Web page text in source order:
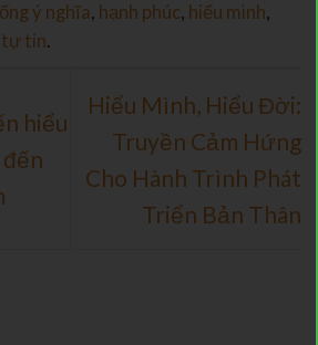
ý nghĩa, hạnh phúc, hiểu mình,
tự tin.
hiểu
Hiểu Mình, Hiểu Đời:
Truyền Cảm Hứng
Cho Hành Trình Phát
Triển Bản Thân